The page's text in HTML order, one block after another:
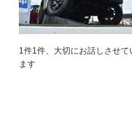
1件1件、大切にお話しさせて
ます